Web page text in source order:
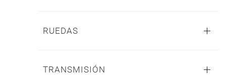
RUEDAS
TRANSMISIÓN